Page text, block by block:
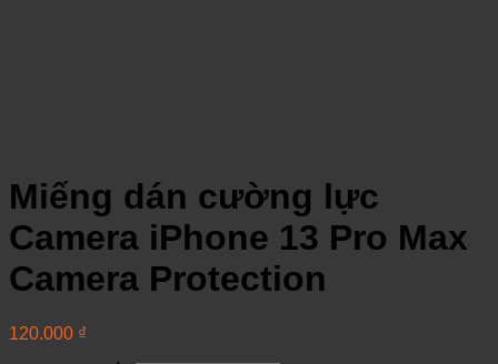
Miếng dán cường lực
Camera iPhone 13 Pro Max
Camera Protection
120.000 ₫